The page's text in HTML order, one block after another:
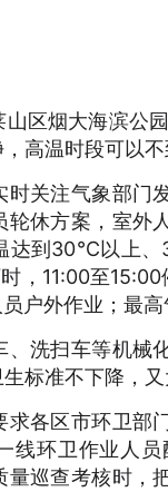
烟大海滨公园
高温时段可以
注气象部门
休方案，室外
达到30℃以上
11:00至
户外作业；最
扫车等机械
标准不下降，
区市环卫部
线环卫作业人
量巡查考核时，